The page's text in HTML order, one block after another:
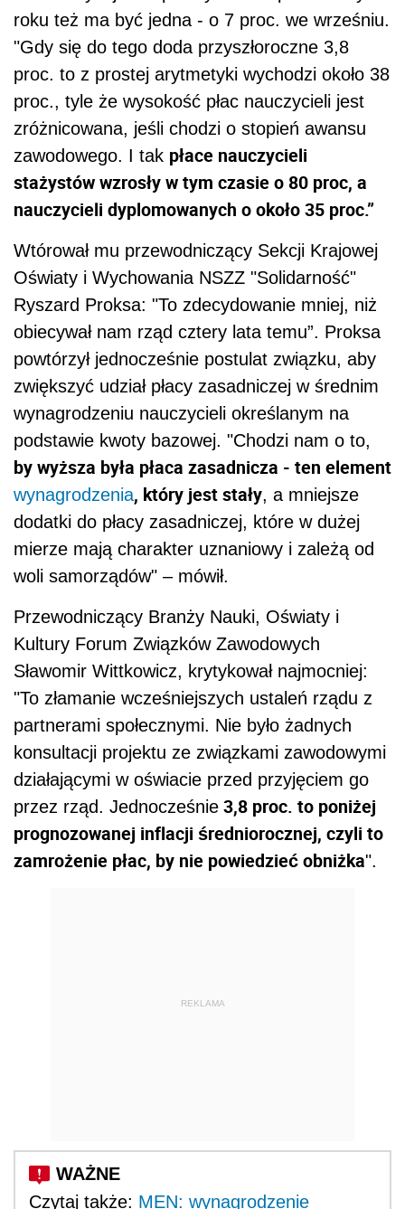
roku też ma być jedna - o 7 proc. we wrześniu.
"Gdy się do tego doda przyszłoroczne 3,8
proc. to z prostej arytmetyki wychodzi około 38
proc., tyle że wysokość płac nauczycieli jest
zróżnicowana, jeśli chodzi o stopień awansu
zawodowego. I tak płace nauczycieli
stażystów wzrosły w tym czasie o 80 proc, a
nauczycieli dyplomowanych o około 35 proc.”
Wtórował mu przewodniczący Sekcji Krajowej
Oświaty i Wychowania NSZZ "Solidarność"
Ryszard Proksa: "To zdecydowanie mniej, niż
obiecywał nam rząd cztery lata temu”. Proksa
powtórzył jednocześnie postulat związku, aby
zwiększyć udział płacy zasadniczej w średnim
wynagrodzeniu nauczycieli określanym na
podstawie kwoty bazowej. "Chodzi nam o to,
by wyższa była płaca zasadnicza - ten element
wynagrodzenia, który jest stały, a mniejsze
dodatki do płacy zasadniczej, które w dużej
mierze mają charakter uznaniowy i zależą od
woli samorządów" – mówił.
Przewodniczący Branży Nauki, Oświaty i
Kultury Forum Związków Zawodowych
Sławomir Wittkowicz, krytykował najmocniej:
"To złamanie wcześniejszych ustaleń rządu z
partnerami społecznymi. Nie było żadnych
konsultacji projektu ze związkami zawodowymi
działającymi w oświacie przed przyjęciem go
przez rząd. Jednocześnie 3,8 proc. to poniżej
prognozowanej inflacji średniorocznej, czyli to
zamrożenie płac, by nie powiedzieć obniżka".
REKLAMA
Czytaj także: MEN: wynagrodzenie